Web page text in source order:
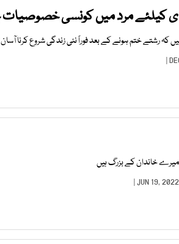
کیلئے مرد میں کونسی خصوصیات
رشتے ختم ہونے کے بعد فوراً نئی زندگی شروع کرنا آسان
خاندان کے بزرگ ہیں